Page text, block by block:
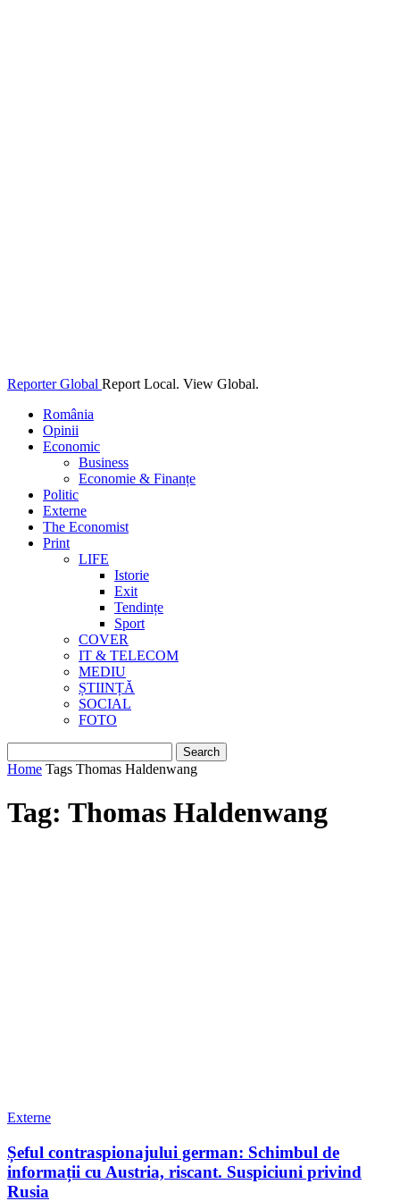
Reporter Global Report Local. View Global.
România
Opinii
Economic
Business
Economie & Finanțe
Politic
Externe
The Economist
Print
LIFE
Istorie
Exit
Tendințe
Sport
COVER
IT & TELECOM
MEDIU
ȘTIINȚĂ
SOCIAL
FOTO
Home Tags Thomas Haldenwang
Tag: Thomas Haldenwang
Externe
Șeful contraspionajului german: Schimbul de
informații cu Austria, riscant. Suspiciuni privind
Rusia